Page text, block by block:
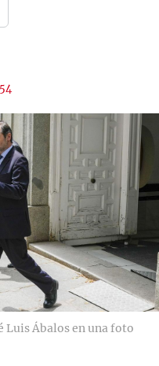
Luis Ábalos en una foto